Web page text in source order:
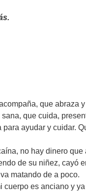
que abraza
que cuida,
ayudar y cuidar.
no hay dinero
de su niñez, cayó
matando de a poco.
es anciano y